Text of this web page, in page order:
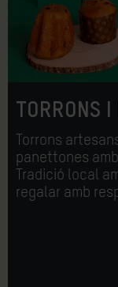
TORRONS I
Torrons
panettones
Tradició local
regalar amb